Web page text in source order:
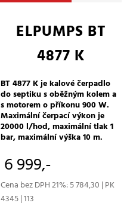
ELPUMPS BT
4877 K
BT 4877 K je kalové čerpadlo
do septiku s oběžným kolem a
s motorem o příkonu 900 W.
Maximální čerpací výkon je
20000 l/hod, maximální tlak 1
bar, maximální výška 10 m.
6 999,-
Cena bez DPH 21%: 5 784,30 | PK
4345 | 113